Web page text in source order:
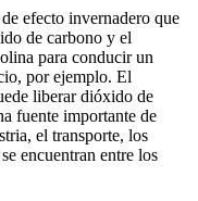
efecto invernadero que
de carbono y el
para conducir un
por ejemplo. El
liberar dióxido de
fuente importante de
el transporte, los
encuentran entre los